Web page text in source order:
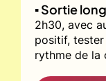
▪️ Sortie
2h30, avec
positif,
rythme de la